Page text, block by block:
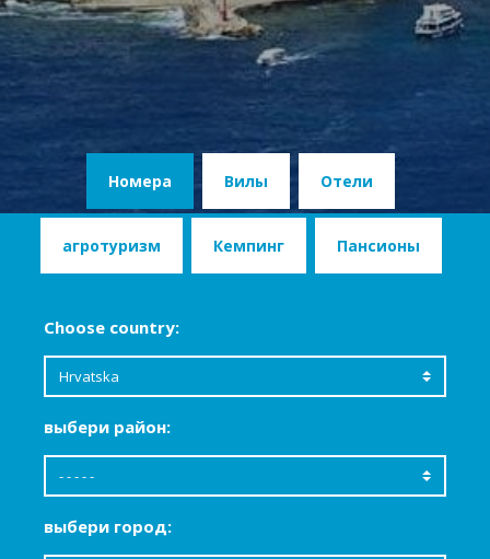
Номера Вилы Отели
агротуризм Кемпинг Пансионы
Choose country:
выбери район:
выбери город: